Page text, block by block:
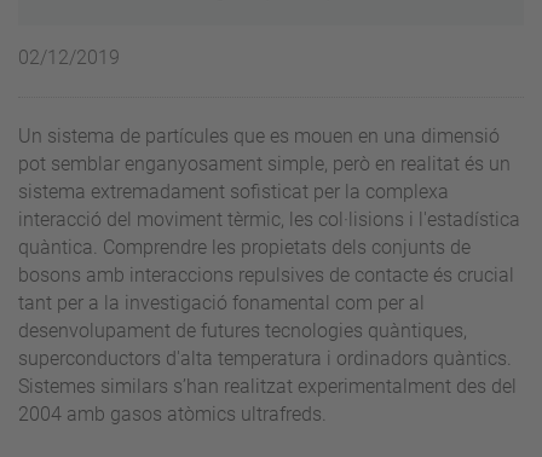
02/12/2019
Un sistema de partícules que es mouen en una dimensió
pot semblar enganyosament simple, però en realitat és un
sistema extremadament sofisticat per la complexa
interacció del moviment tèrmic, les col·lisions i l'estadística
quàntica. Comprendre les propietats dels conjunts de
bosons amb interaccions repulsives de contacte és crucial
tant per a la investigació fonamental com per al
desenvolupament de futures tecnologies quàntiques,
superconductors d'alta temperatura i ordinadors quàntics.
Sistemes similars s’han realitzat experimentalment des del
2004 amb gasos atòmics ultrafreds.